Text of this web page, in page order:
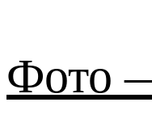
к
содержимому
Фото